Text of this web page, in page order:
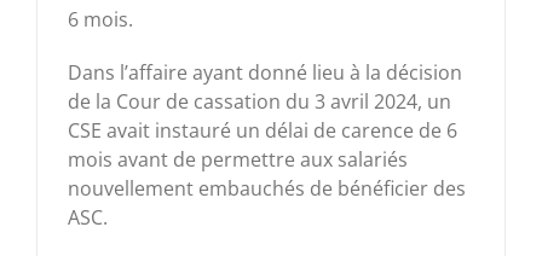
6 mois.
Dans l’affaire ayant donné lieu à la décision
de la Cour de cassation du 3 avril 2024, un
CSE avait instauré un délai de carence de 6
mois avant de permettre aux salariés
nouvellement embauchés de bénéficier des
ASC.